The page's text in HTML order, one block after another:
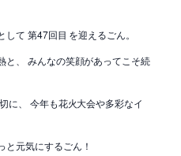
て 第47回目 を迎えるごん。
と、 みんなの笑顔があってこそ続
に、 今年も花火大会や多彩なイ
と元気にするごん！